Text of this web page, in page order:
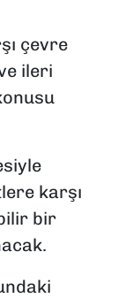
çevre
ileri
karşı
bir